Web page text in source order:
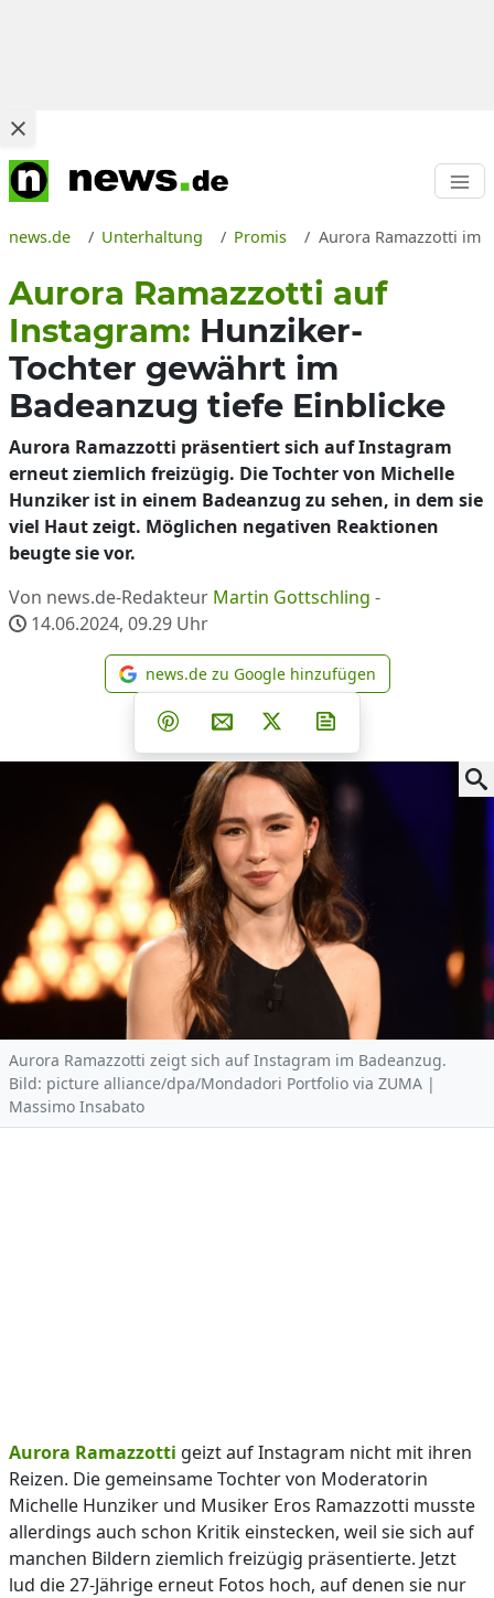
news.de Unterhaltung Promis Aurora Ramazzotti im
Aurora Ramazzotti auf
Instagram: Hunziker-
Tochter gewährt im
Badeanzug tiefe Einblicke
Aurora Ramazzotti präsentiert sich auf Instagram
erneut ziemlich freizügig. Die Tochter von Michelle
Hunziker ist in einem Badeanzug zu sehen, in dem sie
viel Haut zeigt. Möglichen negativen Reaktionen
beugte sie vor.
Von news.de-Redakteur Martin Gottschling -
14.06.2024, 09.29 Uhr
news.de zu Google
news.de zu Google hinzufügen
Teilen auf Facebook
Teilen auf Whatsapp
Teilen auf Telegram
Teilen auf Pinterest
Per E-Mail teilen
Post auf X
Aurora Ramazzotti zeigt sich auf Instagram im Badeanzug.
Bild: picture alliance/dpa/Mondadori Portfolio via ZUMA |
Massimo Insabato
Aurora Ramazzotti geizt auf Instagram nicht mit ihren
Reizen. Die gemeinsame Tochter von Moderatorin
Michelle Hunziker und Musiker Eros Ramazzotti musste
allerdings auch schon Kritik einstecken, weil sie sich auf
manchen Bildern ziemlich freizügig präsentierte. Jetzt
lud die 27-Jährige erneut Fotos hoch, auf denen sie nur